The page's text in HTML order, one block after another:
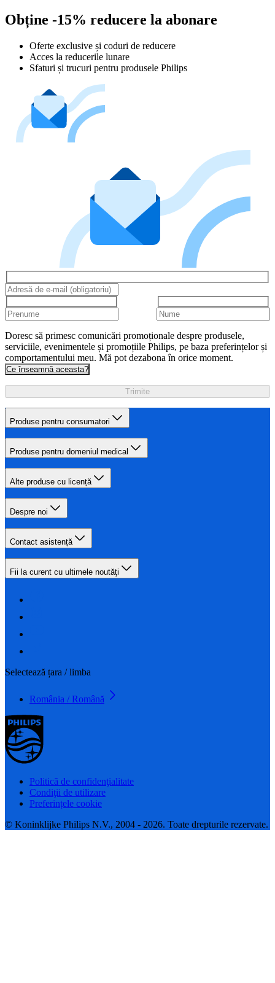
Obține -15% reducere la abonare
Oferte exclusive și coduri de reducere
Acces la reducerile lunare
Sfaturi și trucuri pentru produsele Philips
Doresc să primesc comunicări promoționale despre produsele,
serviciile, evenimentele și promoțiile Philips, pe baza preferințelor și
comportamentului meu. Mă pot dezabona în orice moment.
Ce înseamnă aceasta?
Trimite
Produse pentru consumatori
Produse pentru domeniul medical
Alte produse cu licență
Despre noi
Contact asistență
Fii la curent cu ultimele noutăţi
Selectează țara / limba
România / Română
Politică de confidenţialitate
Condiţii de utilizare
Preferințele cookie
© Koninklijke Philips N.V., 2004 - 2026. Toate drepturile rezervate.